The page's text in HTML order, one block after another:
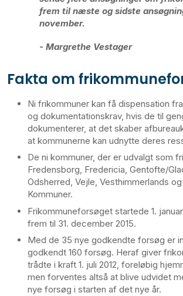
frem til næste og sidste
november.
- Margrethe Vestager
Fakta om
Ni frikommuner kan få dispensation
og dokumentationskrav, hvis de til
dokumenterer, at det skaber
at kommunerne kan udnytte deres
De ni kommuner, der er udvalgt som
Fredensborg, Fredericia, Gentofte/
Odsherred, Vejle, Vesthimmerlands
Kommuner.
Frikommuneforsøget startede 1.
frem til 31. december 2015.
Med de 35 nye godkendte forsøg er
godkendt 160 forsøg. Heraf giver
trådte i kraft 1. juli 2012, foreløbig
men forventes altså at blive udvidet
nye forsøg i starten af det nye år.